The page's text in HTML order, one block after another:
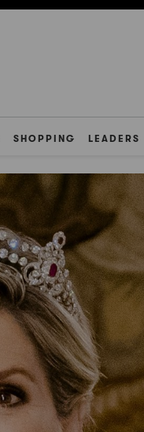
SHOPPING LEADERS